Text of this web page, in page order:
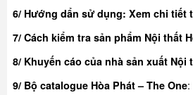
6/ Hướng dẩn sử dụng: Xem chi tiết
7/ Cách kiểm tra sản phẩm Nội thất
8/ Khuyến cáo của nhà sản xuất Nội
9/ Bộ catalogue Hòa Phát – The One: